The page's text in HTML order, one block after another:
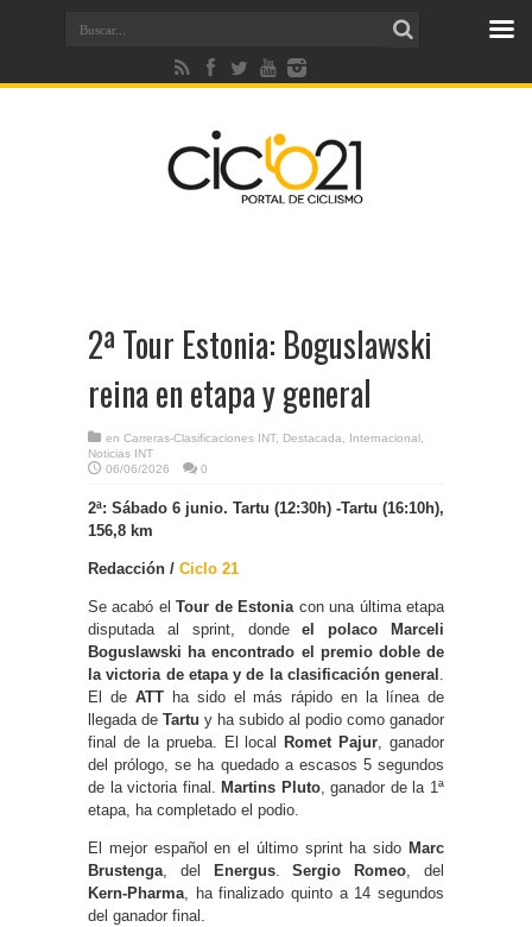
2ª Tour Estonia: Boguslawski
reina en etapa y general
en Carreras-Clasificaciones INT, Destacada Internacional
Noticias INT
06/06/2026
0
2ª: Sábado 6 junio. Tartu (12:30h) -Tartu (16:10h),
156,8 km
Redacción / Ciclo 21
Se acabó elTour de Estoniacon una última etapa
disputada al sprint, dondeel polaco Marceli
Boguslawski ha encontrado el premio doble de
la victoria de etapa y de la clasificación general .
El de ATTha sido el más rápido en la línea de
llegada de Tartu y ha subido al podio como ganador
final de la prueba. El local
Romet Pajur, ganador
del prólogo, se ha quedado a escasos 5 segundos
de la victoria final. Martins Pluto, ganador de la 1ª
etapa, ha completado el podio.
El mejor español en el último sprint ha sido Marc
Brustenga, del Energus.Sergio Romeo, del
Kern-Pharma, ha finalizado quinto a 14 segundos
del ganador final.